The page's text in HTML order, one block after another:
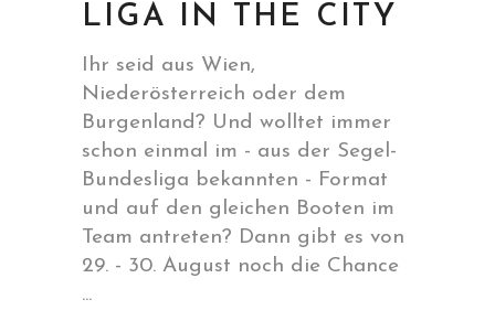
LIGA IN THE CITY
Ihr seid aus Wien,
Niederösterreich oder dem
Burgenland? Und wolltet immer
schon einmal im - aus der Segel-
Bundesliga bekannten - Format
und auf den gleichen Booten im
Team antreten? Dann gibt es von
29. - 30. August noch die Chance